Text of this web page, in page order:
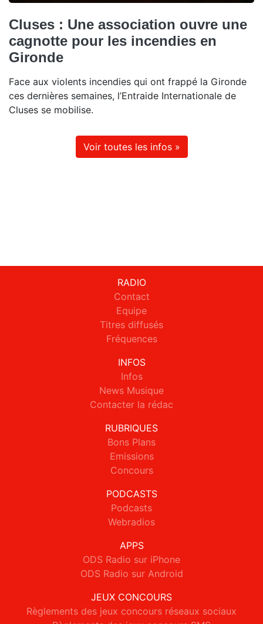
Cluses : Une association ouvre une
cagnotte pour les incendies en
Gironde
Face aux violents incendies qui ont frappé la Gironde
ces dernières semaines, l’Entraide Internationale de
Cluses se mobilise.
Voir toutes les infos »
RADIO
Contact
Equipe
Titres diffusés
Fréquences
INFOS
Infos
News Musique
Contacter la rédac
RUBRIQUES
Bons Plans
Emissions
Concours
PODCASTS
Podcasts
Webradios
APPS
ODS Radio sur iPhone
ODS Radio sur Android
JEUX CONCOURS
Règlements des jeux concours réseaux sociaux